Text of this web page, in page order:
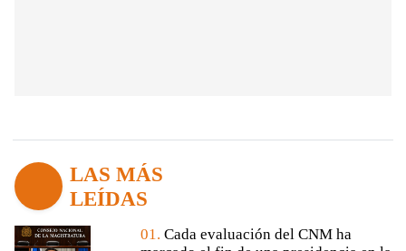
LAS MÁS
LEÍDAS
01. Cada evaluación del CNM ha